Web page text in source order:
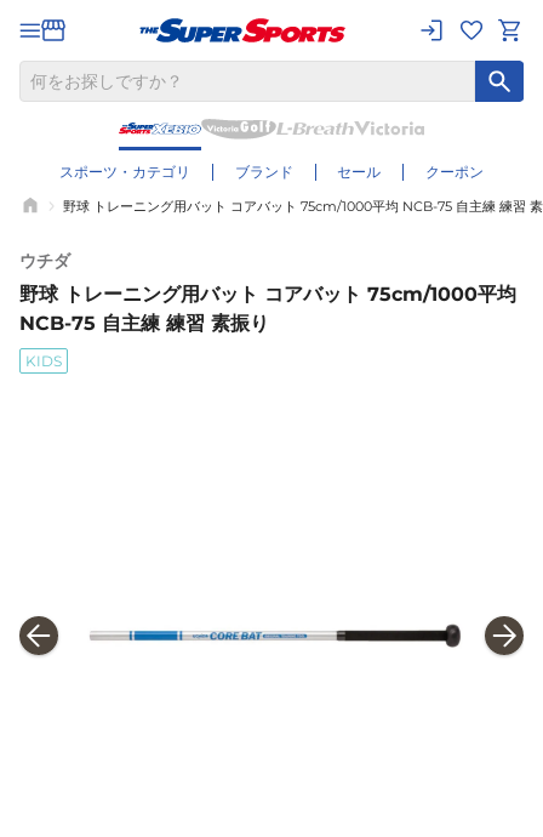
スポーツ・カテゴリ ブランド セール クーポン
野球 トレーニング用バット コアバット 75cm/1000平均 NCB-75 自主練 練習
ウチダ
野球 トレーニング用バット コアバット 75cm/1000平均
NCB-75 自主練 練習 素振り
KIDS